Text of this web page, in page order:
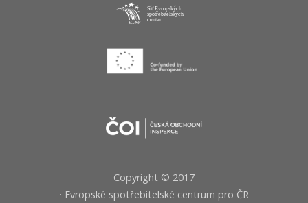
Copyright © 2017
· Evropské spotřebitelské centrum pro ČR